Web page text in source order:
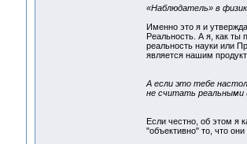
«Наблюдатель» в
Именно это я и
Реальность. А я, как ты
реальность науки или
является нашим
А если это тебе
не считать реальными
Если честно, об этом я
"объективно" то, что